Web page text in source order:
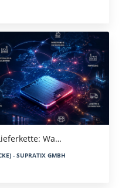
Wa…
- SUPRATIX GMBH